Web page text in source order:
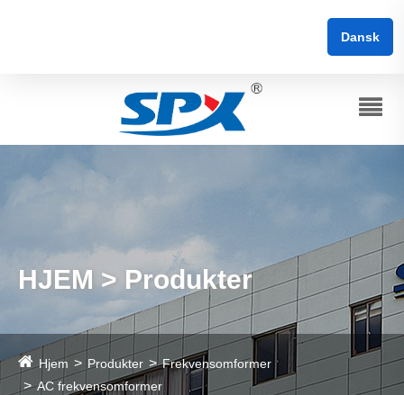
Dansk
HJEM > Produkter
Hjem Produkter
Frekvensomformer
AC frekvensomformer